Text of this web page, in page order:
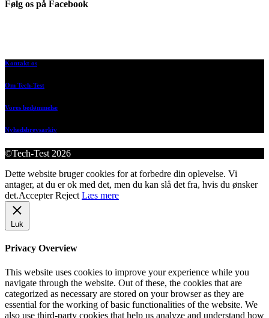
Følg os på Facebook
Kontakt os
Om Tech-Test
Vores bedømmelse
Nyhedsbrevsarkiv
©Tech-Test 2026
Dette website bruger cookies for at forbedre din oplevelse. Vi
antager, at du er ok med det, men du kan slå det fra, hvis du ønsker
det.Accepter Reject Læs mere
Luk
Privacy Overview
This website uses cookies to improve your experience while you
navigate through the website. Out of these, the cookies that are
categorized as necessary are stored on your browser as they are
essential for the working of basic functionalities of the website. We
also use third-party cookies that help us analyze and understand how